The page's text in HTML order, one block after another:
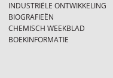
INDUSTRIËLE ONTWIKKELING
BIOGRAFIEËN
CHEMISCH WEEKBLAD
BOEKINFORMATIE